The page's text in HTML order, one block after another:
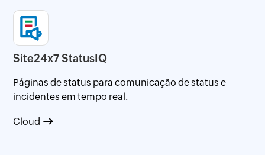
Site24x7 StatusIQ
Páginas de status para comunicação de status e
incidentes em tempo real.
Cloud